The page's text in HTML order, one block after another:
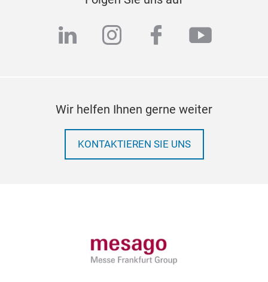
linkedininstagram
facebook
Wir helfen Ihnen gerne weiter
KONTAKTIEREN SIE UNS